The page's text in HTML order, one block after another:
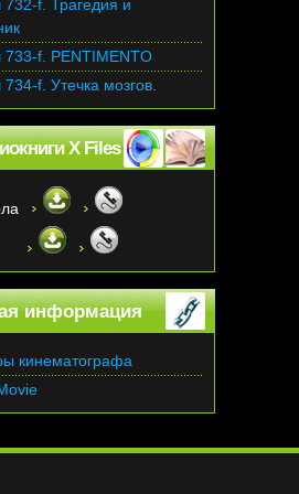
f. Трагедия и
f. PENTIMENTO
f. Утечка мозгов.
X Files
информация
кинематографа